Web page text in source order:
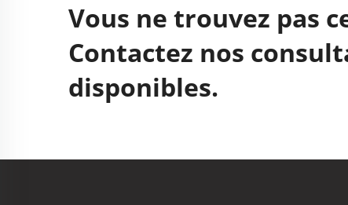
Vous ne trouvez pas
Contactez nos
disponibles.